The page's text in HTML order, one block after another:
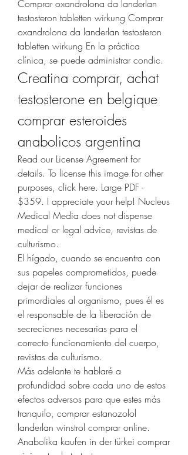
Comprar oxandrolona da landerlan
testosteron tabletten wirkung Comprar
oxandrolona da landerlan testosteron
tabletten wirkung En la práctica
clínica, se puede administrar condic.
Creatina comprar, achat
testosterone en belgique
comprar esteroides
anabolicos argentina
Read our License Agreement for
details. To license this image for other
purposes, click here. Large PDF -
$359. I appreciate your help! Nucleus
Medical Media does not dispense
medical or legal advice, revistas de
culturismo.
El hígado, cuando se encuentra con
sus papeles comprometidos, puede
dejar de realizar funciones
primordiales al organismo, pues él es
el responsable de la liberación de
secreciones necesarias para el
correcto funcionamiento del cuerpo,
revistas de culturismo.
Más adelante te hablaré a
profundidad sobre cada uno de estos
efectos adversos para que estes más
tranquilo, comprar estanozolol
landerlan winstrol comprar online.
Anabolika kaufen in der türkei comprar